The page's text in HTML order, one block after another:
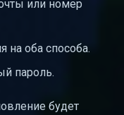
или номер
на оба способа.
пароль.
будет